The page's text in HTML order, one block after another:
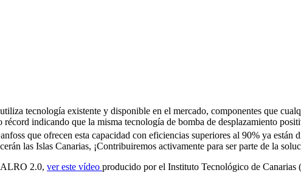
tecnología existente y disponible en el mercado, componentes que
indicando que la misma tecnología de bomba de desplazamiento
que ofrecen esta capacidad con eficiencias superiores al 90% ya
las Islas Canarias, ¡Contribuiremos activamente para ser parte de la
2.0, ver este vídeo producido por el Instituto Tecnológico de Canarias